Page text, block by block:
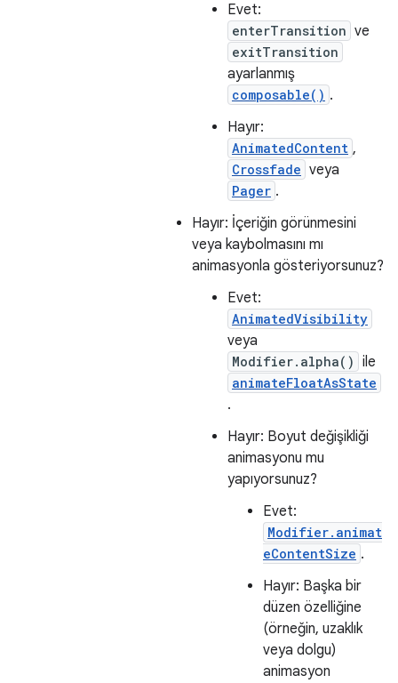
Evet:
enterTransition ve
exitTransition
ayarlanmış
composable() .
Hayır:
AnimatedContent ,
Crossfade veya
Pager .
Hayır: İçeriğin görünmesini
veya kaybolmasını mı
animasyonla gösteriyorsunuz?
Evet:
AnimatedVisibility
veya
Modifier.alpha() ile
animateFloatAsState
.
Hayır: Boyut değişikliği
animasyonu mu
yapıyorsunuz?
Evet:
Modifier.animat
eContentSize .
Hayır: Başka bir
düzen özelliğine
(örneğin, uzaklık
veya dolgu)
animasyon